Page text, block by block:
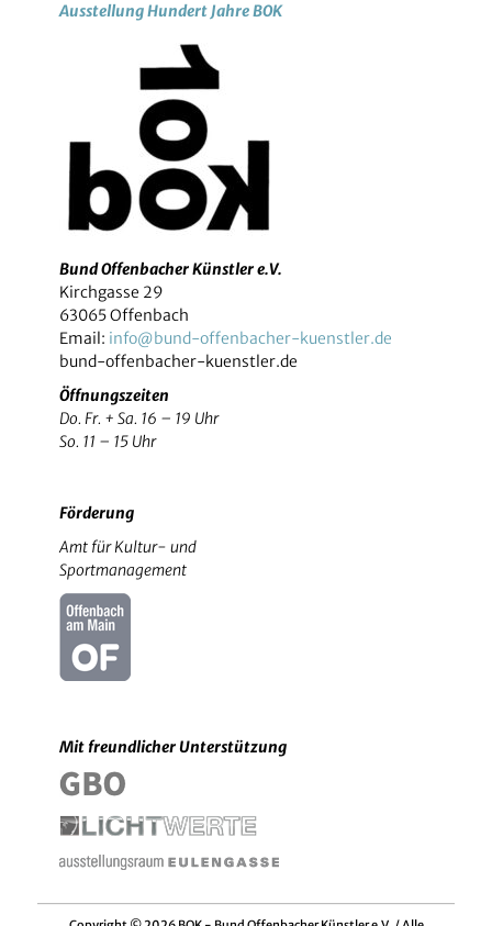
Ausstellung Hundert Jahre BOK
Bund Offenbacher Künstler e.V.
Kirchgasse 29
63065 Offenbach
Email: info@bund-offenbacher-kuenstler.de
bund-offenbacher-kuenstler.de
Öffnungszeiten
Do. Fr. + Sa. 16 – 19 Uhr
So. 11 – 15 Uhr
Förderung
Amt für Kultur- und
Sportmanagement
Mit freundlicher Unterstützung